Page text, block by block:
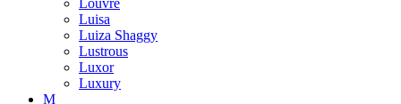
Louvre
Luisa
Luiza Shaggy
Lustrous
Luxor
Luxury
M